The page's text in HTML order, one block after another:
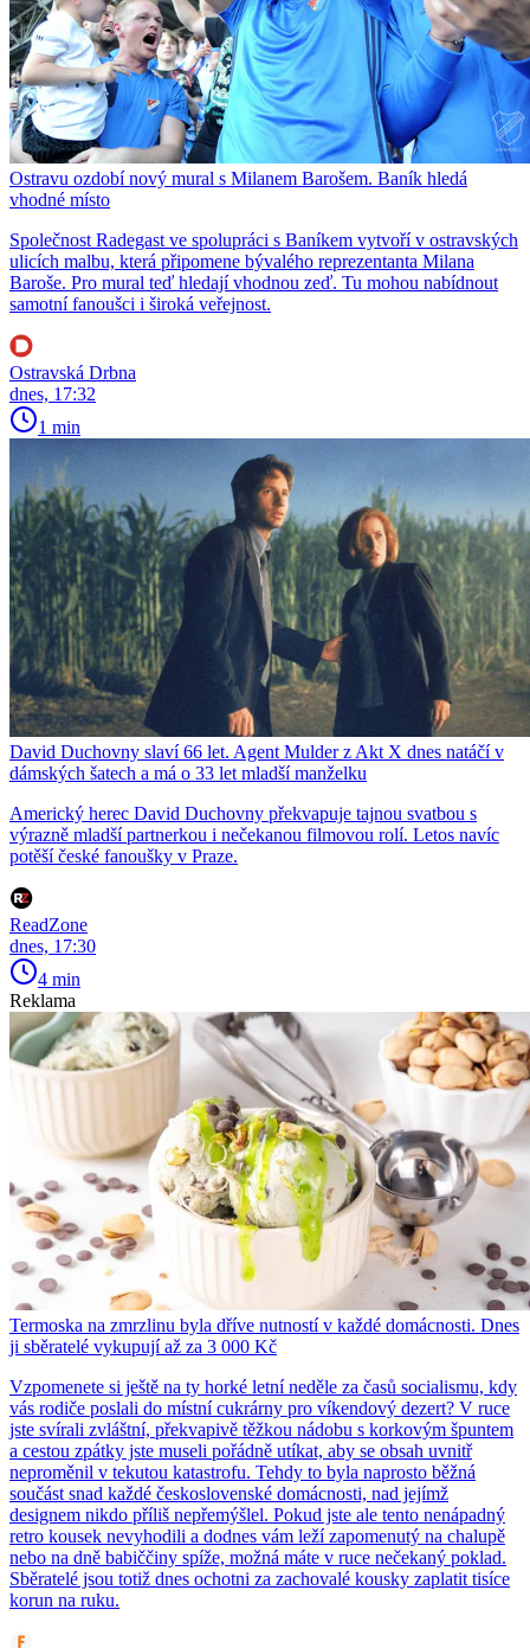
Ostravu ozdobí nový mural s Milanem Barošem. Baník hledá
vhodné místo
Společnost Radegast ve spolupráci s Baníkem vytvoří v ostravských
ulicích malbu, která připomene bývalého reprezentanta Milana
Baroše. Pro mural teď hledají vhodnou zeď. Tu mohou nabídnout
samotní fanoušci i široká veřejnost.
Ostravská Drbna
dnes, 17:32
1 min
David Duchovny slaví 66 let. Agent Mulder z Akt X dnes natáčí v
dámských šatech a má o 33 let mladší manželku
Americký herec David Duchovny překvapuje tajnou svatbou s
výrazně mladší partnerkou i nečekanou filmovou rolí. Letos navíc
potěší české fanoušky v Praze.
ReadZone
dnes, 17:30
4 min
Reklama
Termoska na zmrzlinu byla dříve nutností v každé domácnosti. Dnes
ji sběratelé vykupují až za 3 000 Kč
Vzpomenete si ještě na ty horké letní neděle za časů socialismu, kdy
vás rodiče poslali do místní cukrárny pro víkendový dezert? V ruce
jste svírali zvláštní, překvapivě těžkou nádobu s korkovým špuntem
a cestou zpátky jste museli pořádně utíkat, aby se obsah uvnitř
neproměnil v tekutou katastrofu. Tehdy to byla naprosto běžná
součást snad každé československé domácnosti, nad jejímž
designem nikdo příliš nepřemýšlel. Pokud jste ale tento nenápadný
retro kousek nevyhodili a dodnes vám leží zapomenutý na chalupě
nebo na dně babiččiny spíže, možná máte v ruce nečekaný poklad.
Sběratelé jsou totiž dnes ochotni za zachovalé kousky zaplatit tisíce
korun na ruku.